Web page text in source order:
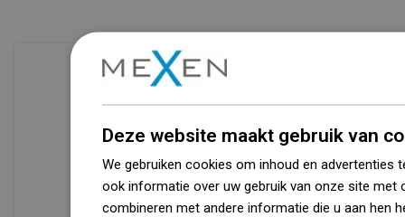
Beschikbaarheid van goederen
Een modern logistiek centrum met een
dan 68.000 palletplaatsen biedt meer
dan 1500.000 beschikbare producten!
Deze website maakt gebruik van
We gebruiken cookies om inhoud en advertenties
ook informatie over uw gebruik van onze site met
combineren met andere informatie die u aan hen